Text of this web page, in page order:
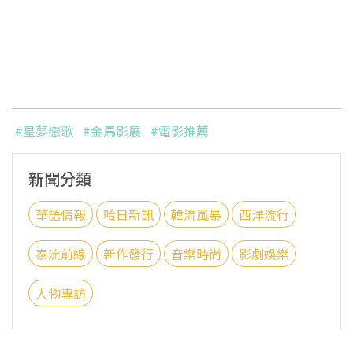
#星夢戀歌 #金馬影展 #電影推薦
新聞分類
華語情報 哈日新訊 韓流風暴 西洋流行
泰流前線 新作發行 音樂時尚 影劇娛樂
人物專訪